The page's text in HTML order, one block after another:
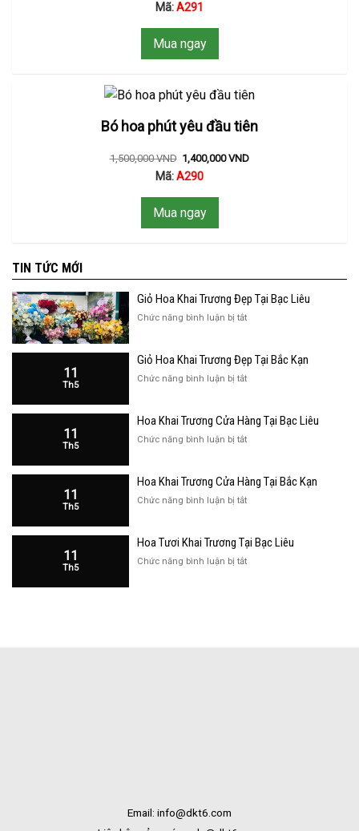
Mã:A291
Mua ngay
Bó hoa phút yêu đầu tiên
1,500,000VND 1,400,000VND
Mã:A290
Mua ngay
TIN TỨC MỚI
Giỏ Hoa Khai Trương Đẹp Tại Bạc Liêu
Chức năng bình luận bị tắtở
Khai
Đẹp
Liêu
11
Th5
Giỏ Hoa Khai Trương Đẹp Tại Bắc Kạn
Chức năng bình luận bị tắtở
Khai
Đẹp
Kạn
11
Th5
Hoa Khai Trương Cửa Hàng Tại Bạc Liêu
Chức năng bình luận bị tắtở
Trương
Hàng
Liêu
11
Th5
Hoa Khai Trương Cửa Hàng Tại Bắc Kạn
Chức năng bình luận bị tắtở
Trương
Hàng
11
Th5
Hoa Tươi Khai Trương Tại Bạc Liêu
Chức năng bình luận bị tắtở
Email: info@dkt6.com